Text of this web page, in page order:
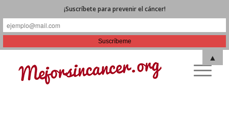
¡Suscríbete para prevenir el cáncer!
▲